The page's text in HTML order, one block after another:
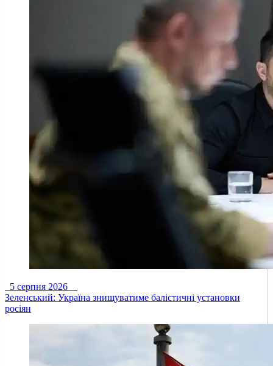
5 серпня 2026
Зеленський: Україна знищуватиме балістичні установки
росіян